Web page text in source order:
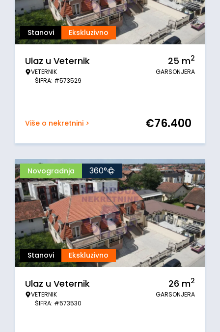
Stanovi Ekskluzivno
Ulaz u Veternik
VETERNIK
ŠIFRA: #573529
25 m2
GARSONJERA
Više o nekretnini > €76.400
Stanovi Ekskluzivno
Novogradnja 360°
Ulaz u Veternik
VETERNIK
ŠIFRA: #573530
26 m2
GARSONJERA